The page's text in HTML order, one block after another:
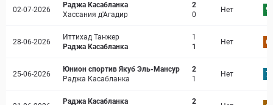
02-07-2026
Раджа Касабланка
Хассания д'Агадир
2
0
Нет
28-06-2026
Иттихад Танжер
Раджа Касабланка
1
1
Нет
25-06-2026
Юнион спортив Якуб Эль-Мансур
Раджа Касабланка
2
1
Нет
Раджа Касабланка
2